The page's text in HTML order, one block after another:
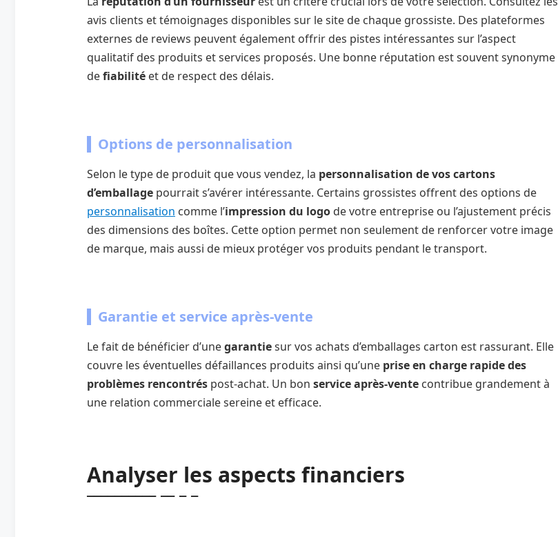
avis clients et témoignages disponibles sur le site de chaque grossiste. Des plateformes
externes de reviews peuvent également offrir des pistes intéressantes sur l’aspect
qualitatif des produits et services proposés. Une bonne réputation est souvent synonyme
defiabilité et de respect des délais.
Options de personnalisation
Selon le type de produit que vous vendez, la personnalisation de vos cartons
d’emballage pourrait s’avérer intéressante. Certains grossistes offrent des options de
personnalisation comme l’impression du logo de votre entreprise ou l’ajustement précis
des dimensions des boîtes. Cette option permet non seulement de renforcer votre image
de marque, mais aussi de mieux protéger vos produits pendant le transport.
Garantie et service après-vente
Le fait de bénéficier d’unegarantiesur vos achats d’emballages carton est rassurant. Elle
couvre les éventuelles défaillances produits ainsi qu’une prise en charge rapide des
problèmes rencontrés post-achat. Un bon service après-vente contribue grandement à
une relation commerciale sereine et efficace.
Analyser les aspects financiers